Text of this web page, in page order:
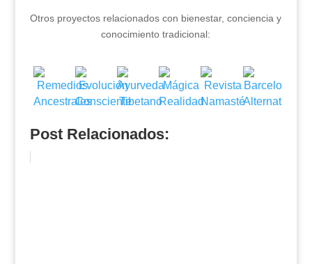
Otros proyectos relacionados con bienestar, conciencia y
conocimiento tradicional:
Post Relacionados: